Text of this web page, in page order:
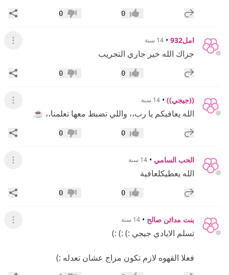
إضافة رد جديد إعجاب0 عدم إعجاب
0
امل932 • 14 سنة عرض
جزاك الله خير جاري التجريب
إضافة رد جديد إعجاب0 عدم إعجاب
0
((جيجي)) • 14 سنة عرض
الله يعافيكم يا رب،، واللي تضبط معها تعلمنا،، ☕
إضافة رد جديد إعجاب0 عدم إعجاب
0
الحب السامي • 14 سنة عرض
الله يعطيكلعافية
إضافة رد جديد إعجاب0 عدم إعجاب
0
بنت مدائن صالح • 14 سنة عرض
تسلم الايادي جيجي :) :) :)
فعلا القهوه لازم تكون مزاج عشان تعدله :)